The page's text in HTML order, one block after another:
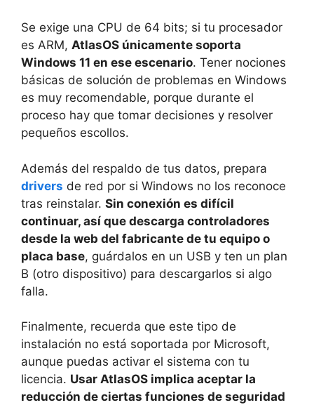
Se exige una CPU de 64 bits; si tu procesador
es ARM, AtlasOS únicamente soporta
Windows 11 en ese escenario. Tener nociones
básicas de solución de problemas en Windows
es muy recomendable, porque durante el
proceso hay que tomar decisiones y resolver
pequeños escollos.
Además del respaldo de tus datos, prepara
drivers de red por si Windows no los reconoce
tras reinstalar. Sin conexión es difícil
continuar, así que descarga controladores
desde la web del fabricante de tu equipo o
placa base, guárdalos en un USB y ten un plan
B (otro dispositivo) para descargarlos si algo
falla.
Finalmente, recuerda que este tipo de
instalación no está soportada por Microsoft,
aunque puedas activar el sistema con tu
licencia. Usar AtlasOS implica aceptar la
reducción de ciertas funciones de seguridad